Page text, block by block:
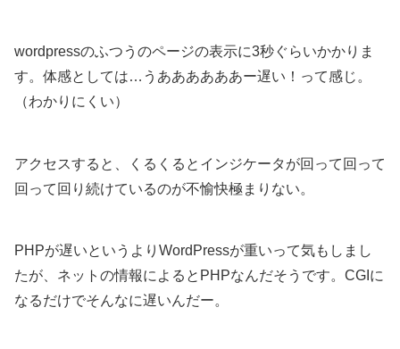
wordpressのふつうのページの表示に3秒ぐらいかかりま
す。体感としては…うああああああー遅い！って感じ。
（わかりにくい）
アクセスすると、くるくるとインジケータが回って回って
回って回り続けているのが不愉快極まりない。
PHPが遅いというよりWordPressが重いって気もしまし
たが、ネットの情報によるとPHPなんだそうです。CGIに
なるだけでそんなに遅いんだー。